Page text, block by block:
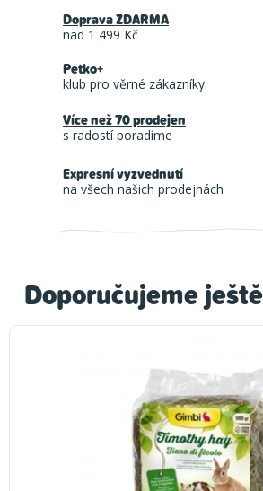
Doporučujeme
Doprava ZDARMA
nad 1 499 Kč
Petko+
klub pro věrné zákazníky
Více než 70 prodejen
s radostí poradíme
Expresní vyzvednutí
na všech našich prodejnách